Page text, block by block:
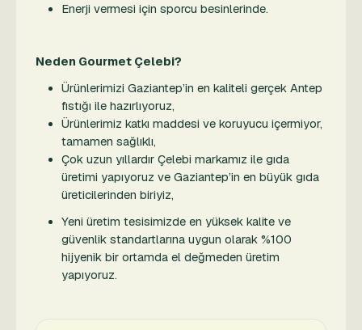
Enerji vermesi için sporcu besinlerinde.
Neden Gourmet Çelebi?
Ürünlerimizi Gaziantep’in en kaliteli gerçek Antep
fıstığı ile hazırlıyoruz,
Ürünlerimiz katkı maddesi ve koruyucu içermiyor,
tamamen sağlıklı,
Çok uzun yıllardır Çelebi markamız ile gıda
üretimi yapıyoruz ve Gaziantep’in en büyük gıda
üreticilerinden biriyiz,
Yeni üretim tesisimizde en yüksek kalite ve
güvenlik standartlarına uygun olarak %100
hijyenik bir ortamda el değmeden üretim
yapıyoruz.